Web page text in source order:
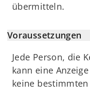
übermitteln.
Voraussetzungen
Jede Person, die
kann eine
keine